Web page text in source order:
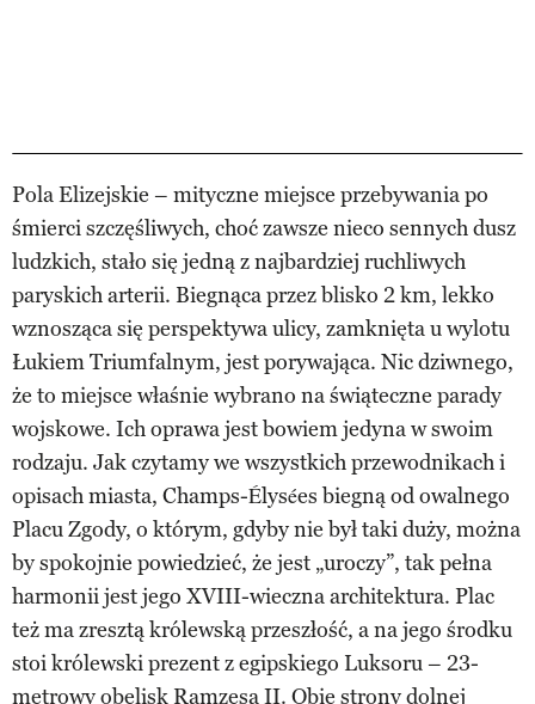
Pola Elizejskie – mityczne miejsce przebywania po
śmierci szczęśliwych, choć zawsze nieco sennych dusz
ludzkich, stało się jedną z najbardziej ruchliwych
paryskich arterii. Biegnąca przez blisko 2 km, lekko
wznosząca się perspektywa ulicy, zamknięta u wylotu
Łukiem Triumfalnym, jest porywająca. Nic dziwnego,
że to miejsce właśnie wybrano na świąteczne parady
wojskowe. Ich oprawa jest bowiem jedyna w swoim
rodzaju. Jak czytamy we wszystkich przewodnikach i
opisach miasta, Champs-Élysées biegną od owalnego
Placu Zgody, o którym, gdyby nie był taki duży, można
by spokojnie powiedzieć, że jest „uroczy”, tak pełna
harmonii jest jego XVIII-wieczna architektura. Plac
też ma zresztą królewską przeszłość, a na jego środku
stoi królewski prezent z egipskiego Luksoru – 23-
metrowy obelisk Ramzesa II. Obie strony dolnej